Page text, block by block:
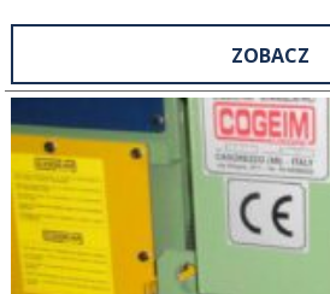
ZOBACZ